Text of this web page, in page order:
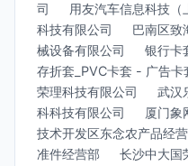
司
用友汽车信息科技（
科技有限公司
巴南区致
械设备有限公司
银行卡
存折套_PVC卡套 - 广告卡
荣理科技有限公司
武汉
科科技有限公司
厦门象
技术开发区东念农产品经
准件经营部
长沙中大国